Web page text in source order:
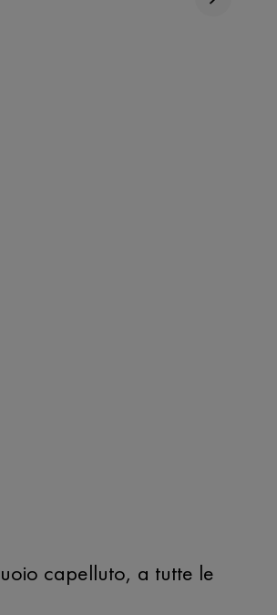
capelluto, a tutte le